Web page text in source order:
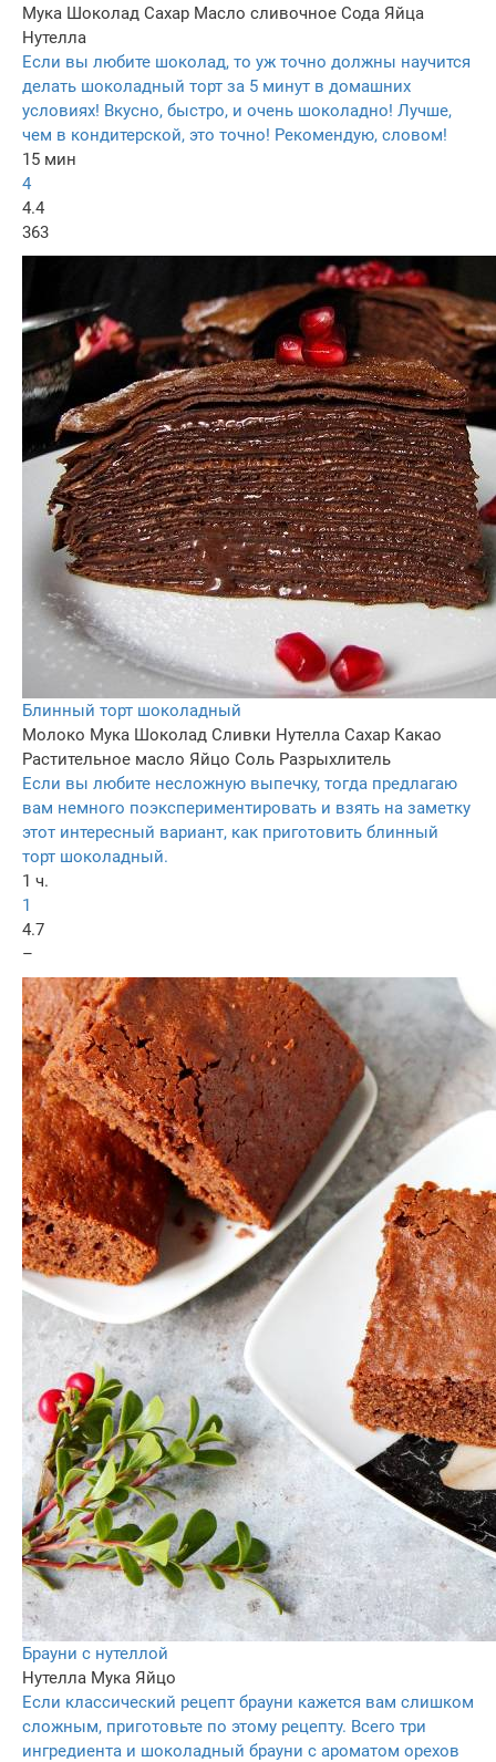
Мука Шоколад Сахар Масло сливочное Сода Яйца
Нутелла
Если вы любите шоколад, то уж точно должны научится
делать шоколадный торт за 5 минут в домашних
условиях! Вкусно, быстро, и очень шоколадно! Лучше,
чем в кондитерской, это точно! Рекомендую, словом!
15 мин
4
4.4
363
Блинный торт шоколадный
Молоко Мука Шоколад Сливки Нутелла Сахар Какао
Растительное масло Яйцо Соль Разрыхлитель
Если вы любите несложную выпечку, тогда предлагаю
вам немного поэкспериментировать и взять на заметку
этот интересный вариант, как приготовить блинный
торт шоколадный.
1 ч.
1
4.7
–
Брауни с нутеллой
Нутелла Мука Яйцo
Если классический рецепт брауни кажется вам слишком
сложным, приготовьте по этому рецепту. Всего три
ингредиента и шоколадный брауни с ароматом орехов